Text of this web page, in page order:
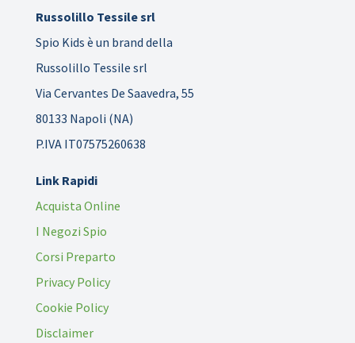
Russolillo Tessile srl
Spio Kids è un brand della
Russolillo Tessile srl
Via Cervantes De Saavedra, 55
80133 Napoli (NA)
P.IVA IT07575260638
Link Rapidi
Acquista Online
I Negozi Spio
Corsi Preparto
Privacy Policy
Cookie Policy
Disclaimer